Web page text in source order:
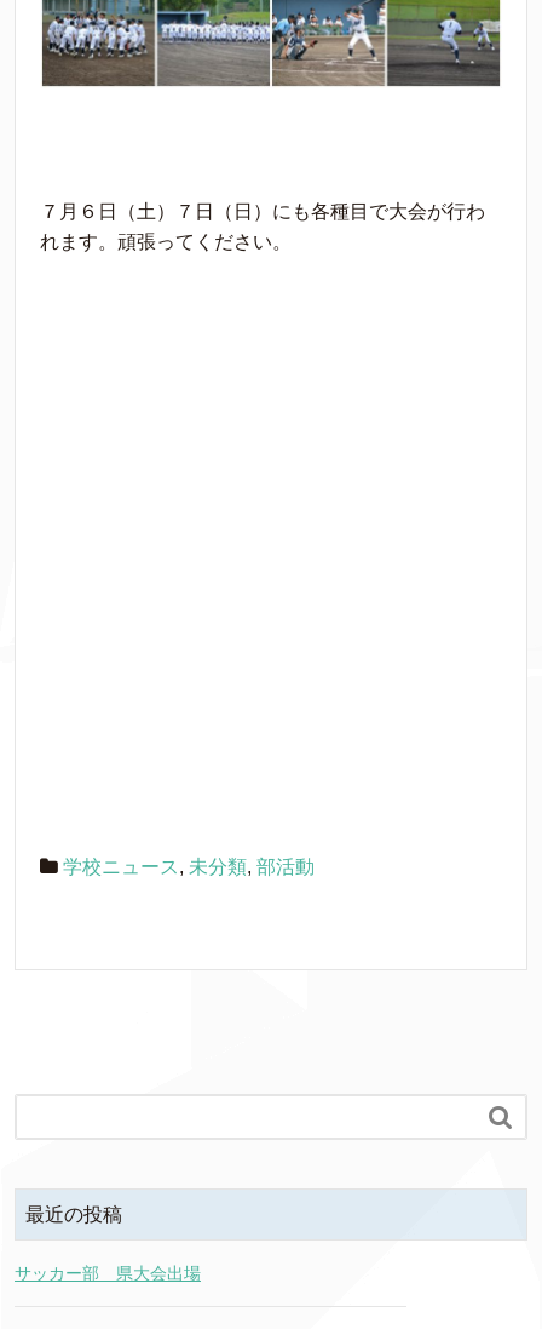
７月６日（土）７日（日）にも各種目で大会が行わ
れます。頑張ってください。
学校ニュース, 未分類, 部活動

最近の投稿
サッカー部 県大会出場